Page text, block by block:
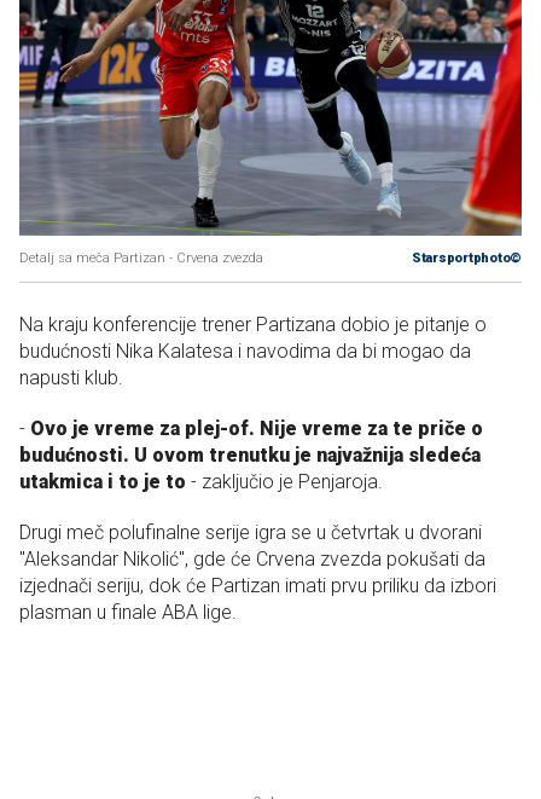
Detalj sa meča Partizan - Crvena zvezda Starsportphoto©
Na kraju konferencije trener Partizana dobio je pitanje o
budućnosti Nika Kalatesa i navodima da bi mogao da
napusti klub.
- Ovo je vreme za plej-of. Nije vreme za te priče o
budućnosti. U ovom trenutku je najvažnija sledeća
utakmica i to je to - zaključio je Penjaroja.
Drugi meč polufinalne serije igra se u četvrtak u dvorani
"Aleksandar Nikolić", gde će Crvena zvezda pokušati da
izjednači seriju, dok će Partizan imati prvu priliku da izbori
plasman u finale ABA lige.